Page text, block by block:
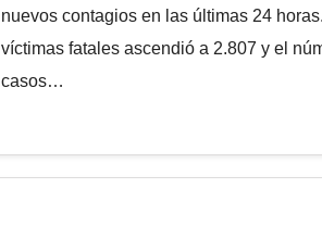
nuevos contagios en las últimas 24
víctimas fatales ascendió a 2.807 y el
casos…